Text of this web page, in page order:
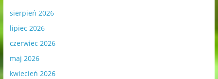
sierpień 2026
lipiec 2026
czerwiec 2026
maj 2026
kwiecień 2026